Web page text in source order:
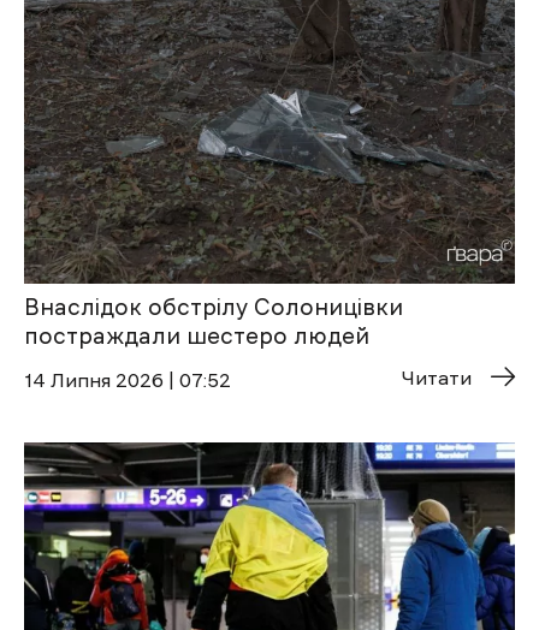
Внаслідок обстрілу Солоницівки
постраждали шестеро людей
14 Липня 2026 | 07:52 Читати